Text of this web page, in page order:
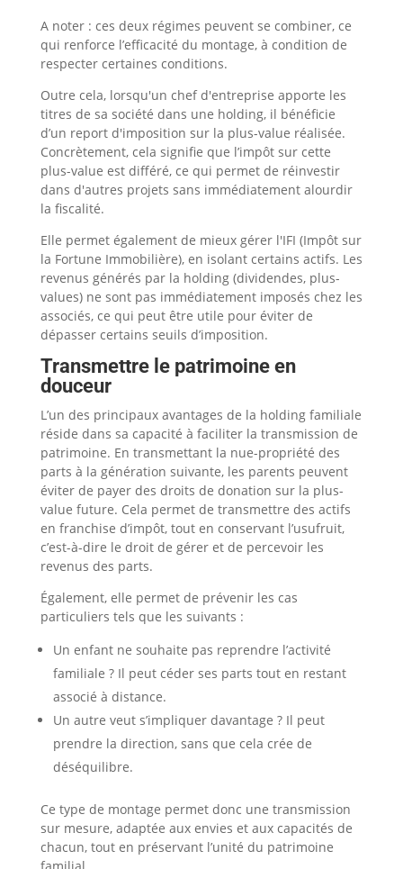
A noter : ces deux régimes peuvent se combiner, ce
qui renforce l’efficacité du montage, à condition de
respecter certaines conditions.
Outre cela, lorsqu'un chef d'entreprise apporte les
titres de sa société dans une holding, il bénéficie
d’un report d'imposition sur la plus-value réalisée.
Concrètement, cela signifie que l’impôt sur cette
plus-value est différé, ce qui permet de réinvestir
dans d'autres projets sans immédiatement alourdir
la fiscalité.
Elle permet également de mieux gérer l'IFI (Impôt sur
la Fortune Immobilière), en isolant certains actifs. Les
revenus générés par la holding (dividendes, plus-
values) ne sont pas immédiatement imposés chez les
associés, ce qui peut être utile pour éviter de
dépasser certains seuils d’imposition.
Transmettre le patrimoine en
douceur
L’un des principaux avantages de la holding familiale
réside dans sa capacité à faciliter la transmission de
patrimoine. En transmettant la nue-propriété des
parts à la génération suivante, les parents peuvent
éviter de payer des droits de donation sur la plus-
value future. Cela permet de transmettre des actifs
en franchise d’impôt, tout en conservant l’usufruit,
c’est-à-dire le droit de gérer et de percevoir les
revenus des parts.
Également, elle permet de prévenir les cas
particuliers tels que les suivants :
Un enfant ne souhaite pas reprendre l’activité
familiale ? Il peut céder ses parts tout en restant
associé à distance.
Un autre veut s’impliquer davantage ? Il peut
prendre la direction, sans que cela crée de
déséquilibre.
Ce type de montage permet donc une transmission
sur mesure, adaptée aux envies et aux capacités de
chacun, tout en préservant l’unité du patrimoine